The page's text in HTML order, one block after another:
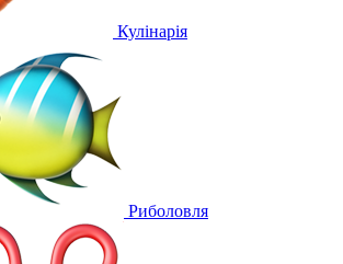
Кулінарія
Риболовля